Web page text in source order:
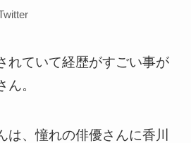
れていて経歴がすごい事が
。
は、憧れの俳優さんに香川